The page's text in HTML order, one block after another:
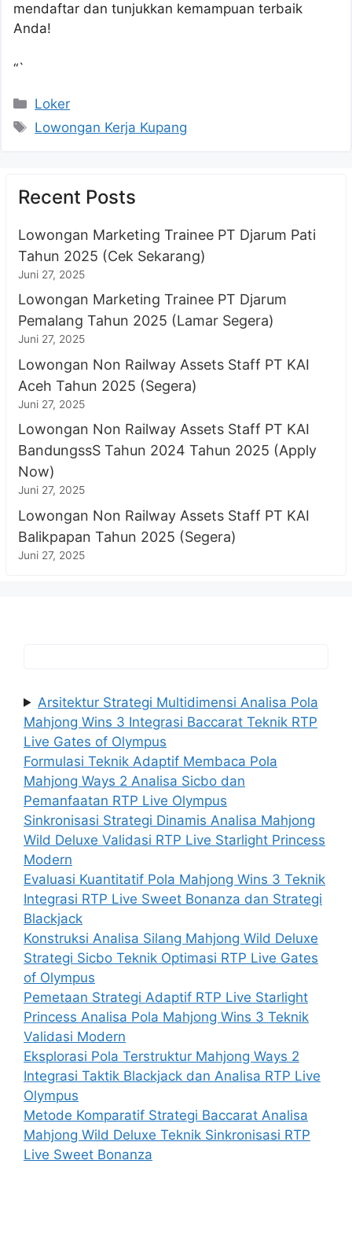
mendaftar dan tunjukkan kemampuan terbaik
Anda!
“`
Kategori
Loker
Tag
Lowongan Kerja Kupang
Recent Posts
Lowongan Marketing Trainee PT Djarum Pati
Tahun 2025 (Cek Sekarang)
Juni 27, 2025
Lowongan Marketing Trainee PT Djarum
Pemalang Tahun 2025 (Lamar Segera)
Juni 27, 2025
Lowongan Non Railway Assets Staff PT KAI
Aceh Tahun 2025 (Segera)
Juni 27, 2025
Lowongan Non Railway Assets Staff PT KAI
BandungssS Tahun 2024 Tahun 2025 (Apply
Now)
Juni 27, 2025
Lowongan Non Railway Assets Staff PT KAI
Balikpapan Tahun 2025 (Segera)
Juni 27, 2025
Arsitektur Strategi Multidimensi Analisa Pola
Mahjong Wins 3 Integrasi Baccarat Teknik RTP
Live Gates of Olympus
Formulasi Teknik Adaptif Membaca Pola
Mahjong Ways 2 Analisa Sicbo dan
Pemanfaatan RTP Live Olympus
Sinkronisasi Strategi Dinamis Analisa Mahjong
Wild Deluxe Validasi RTP Live Starlight Princess
Modern
Evaluasi Kuantitatif Pola Mahjong Wins 3 Teknik
Integrasi RTP Live Sweet Bonanza dan Strategi
Blackjack
Konstruksi Analisa Silang Mahjong Wild Deluxe
Strategi Sicbo Teknik Optimasi RTP Live Gates
of Olympus
Pemetaan Strategi Adaptif RTP Live Starlight
Princess Analisa Pola Mahjong Wins 3 Teknik
Validasi Modern
Eksplorasi Pola Terstruktur Mahjong Ways 2
Integrasi Taktik Blackjack dan Analisa RTP Live
Olympus
Metode Komparatif Strategi Baccarat Analisa
Mahjong Wild Deluxe Teknik Sinkronisasi RTP
Live Sweet Bonanza